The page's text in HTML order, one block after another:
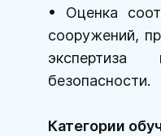
Оценка
сооружений,
экспертиза
безопасности.
Категории